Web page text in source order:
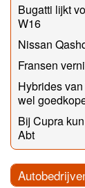
Bugatti lijkt
W16
Nissan
Fransen
Hybrides
wel
Bij Cupra
Abt